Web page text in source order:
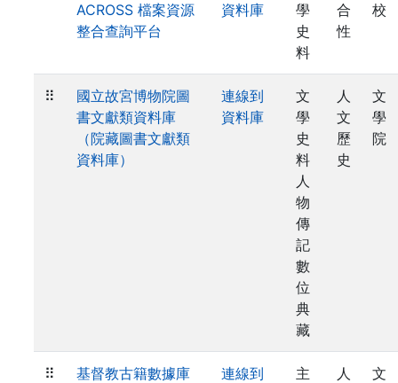
ACROSS 檔案資源
整合查詢平台
資料庫
學
史
料
合
性
校
⠿
國立故宮博物院圖
書文獻類資料庫
（院藏圖書文獻類
資料庫）
連線到
資料庫
文
學
史
料
人
物
傳
記
數
位
典
藏
人
文
歷
史
文
學
院
⠿ 基督教古籍數據庫
連線到
主
人
文